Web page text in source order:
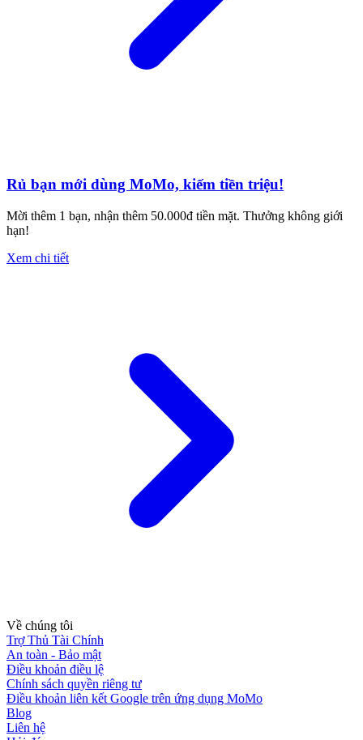
Rủ bạn mới dùng MoMo, kiếm tiền triệu!
Mời thêm 1 bạn, nhận thêm 50.000đ tiền mặt. Thưởng không giới
hạn!
Xem chi tiết
Về chúng tôi
Trợ Thủ Tài Chính
An toàn - Bảo mật
Điều khoản điều lệ
Chính sách quyền riêng tư
Điều khoản liên kết Google trên ứng dụng MoMo
Blog
Liên hệ